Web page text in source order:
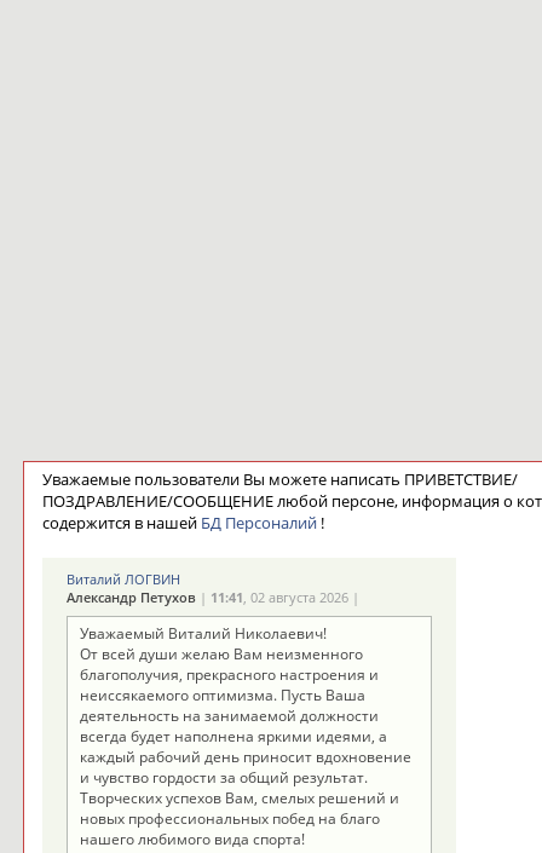
Уважаемые пользователи Вы можете написать ПРИВЕТСТВИЕ/
ПОЗДРАВЛЕНИЕ/СООБЩЕНИЕ любой персоне, информация о
содержится в нашей БД Персоналий!
Виталий ЛОГВИН
Александр Петухов| 11:41, 02 августа 2026 |
Уважаемый Виталий Николаевич!
От всей души желаю Вам неизменного
благополучия, прекрасного настроения и
неиссякаемого оптимизма. Пусть Ваша
деятельность на занимаемой должности
всегда будет наполнена яркими идеями, а
каждый рабочий день приносит вдохновение
и чувство гордости за общий результат.
Творческих успехов Вам, смелых решений и
новых профессиональных побед на благо
нашего любимого вида спорта!